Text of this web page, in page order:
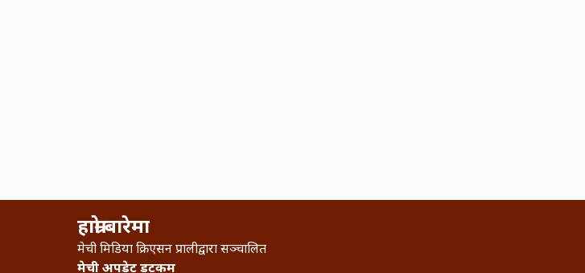
हाम्रो बारेमा
मेची मिडिया क्रिएसन प्रालीद्वारा सञ्चालित
मेची अपडेट डटकम